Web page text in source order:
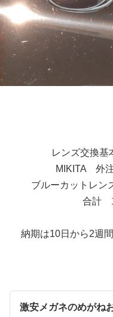
レンズ交換
MIKITA 外注
ブルーカットレン
合計
納期は10日から2週
激安メガネのめがね